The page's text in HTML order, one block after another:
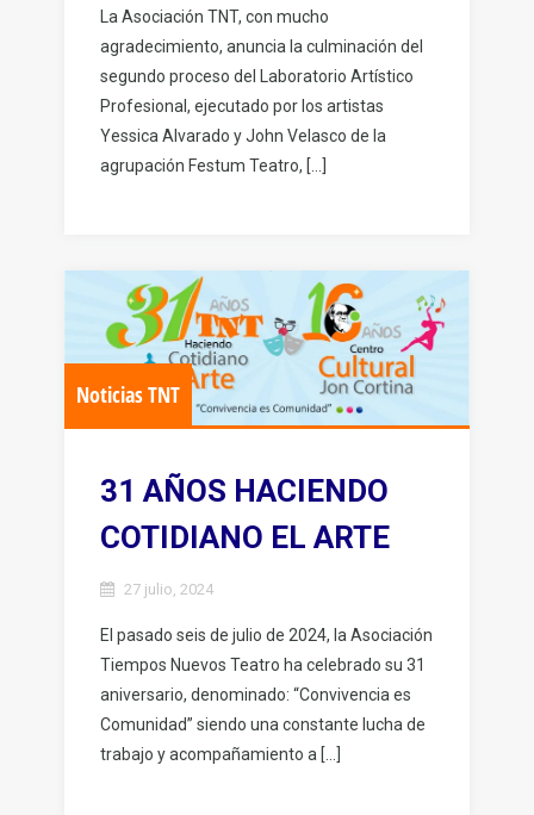
La Asociación TNT, con mucho
agradecimiento, anuncia la culminación del
segundo proceso del Laboratorio Artístico
Profesional, ejecutado por los artistas
Yessica Alvarado y John Velasco de la
agrupación Festum Teatro, […]
Noticias TNT
31 AÑOS HACIENDO
COTIDIANO EL ARTE
27 julio, 2024
El pasado seis de julio de 2024, la Asociación
Tiempos Nuevos Teatro ha celebrado su 31
aniversario, denominado: “Convivencia es
Comunidad” siendo una constante lucha de
trabajo y acompañamiento a […]